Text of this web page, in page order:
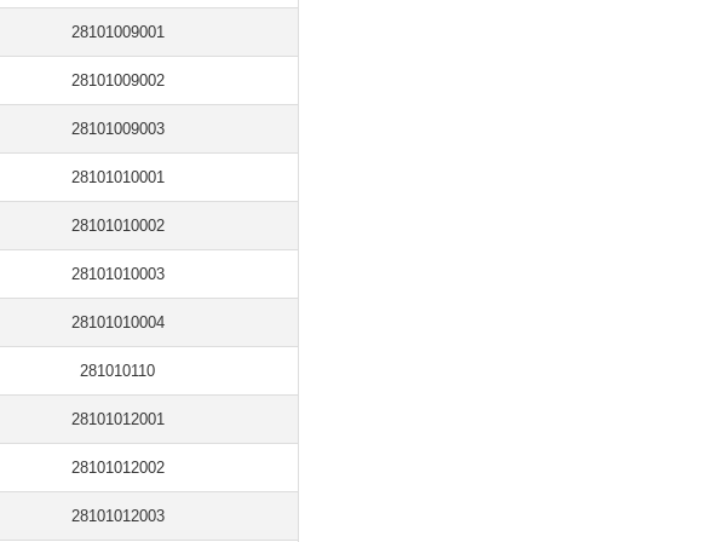
28101009001
28101009002
28101009003
28101010001
28101010002
28101010003
28101010004
281010110
28101012001
28101012002
28101012003